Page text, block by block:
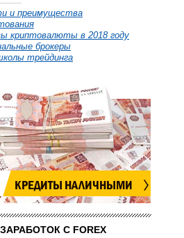
и преимущества
криптовалюты в 2018 году
брокеры
трейдинга
КРЕДИТЫ НАЛИЧНЫМИ
ЗАРАБОТОК С FOREX